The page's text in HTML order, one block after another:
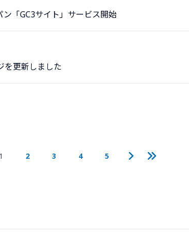
「GC3サイト」サービス開始
を更新しました
1 2 3 4 5